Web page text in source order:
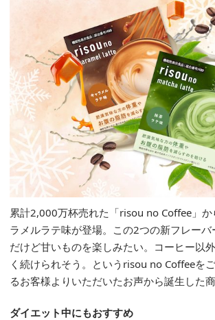
累計2,000万杯売れた「risou no Coffee」か
ラメルラテ味が登場。この2つの新フレーバ
だけど甘いものを楽しみたい。コーヒー以
く続けられそう。というrisou no Coffeeを
るお客様よりいただいたお声から誕生した商
ダイエット中にもおすすめ